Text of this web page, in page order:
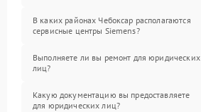
В каких районах Чебоксар располагаются
сервисные центры Siemens?
Выполняете ли вы ремонт для юридических
лиц?
Какую документацию вы предоставляете
для юридических лиц?